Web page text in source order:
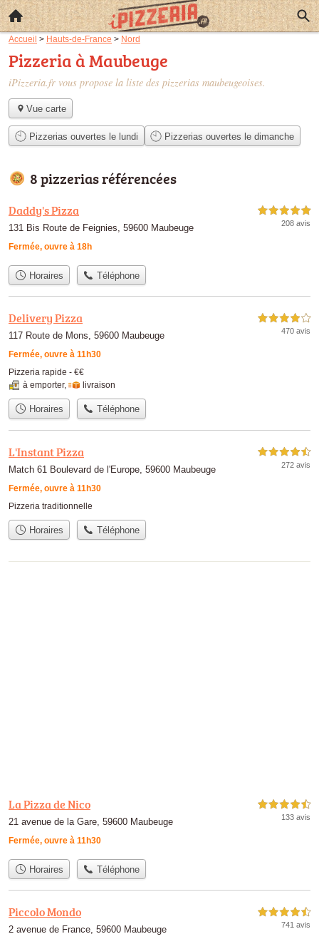
Accueil > Hauts-de-France > Nord
Pizzeria à Maubeuge
iPizzeria.fr vous propose la liste des pizzerias maubeugeoises.
Vue carte
Pizzerias ouvertes le lundi Pizzerias ouvertes le dimanche
8 pizzerias référencées
Daddy's Pizza
131 Bis Route de Feignies, 59600 Maubeuge
Fermée, ouvre à 18h
5,0 étoiles sur 5
208 avis
Horaires Téléphone
Delivery Pizza
117 Route de Mons, 59600 Maubeuge
Fermée, ouvre à 11h30
4,0 étoiles sur 5
470 avis
Pizzeria rapide - €€
à emporter, livraison
Horaires Téléphone
L'Instant Pizza
Match 61 Boulevard de l'Europe, 59600 Maubeuge
Fermée, ouvre à 11h30
4,5 étoiles sur 5
272 avis
Pizzeria traditionnelle
Horaires Téléphone
La Pizza de Nico
21 avenue de la Gare, 59600 Maubeuge
Fermée, ouvre à 11h30
4,5 étoiles sur 5
133 avis
Horaires Téléphone
Piccolo Mondo
2 avenue de France, 59600 Maubeuge
4,5 étoiles sur 5
741 avis